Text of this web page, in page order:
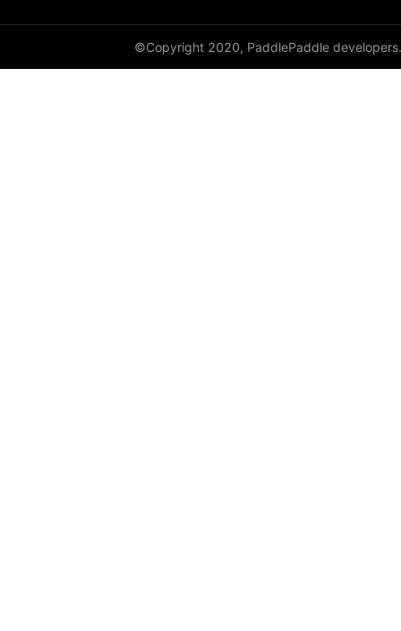
©Copyright 2020, PaddlePaddle developers.